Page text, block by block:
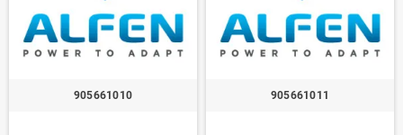
905661010 905661011